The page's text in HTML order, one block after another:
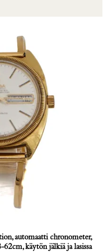
automaatti chronometer,
käytön jälkiä ja lasissa